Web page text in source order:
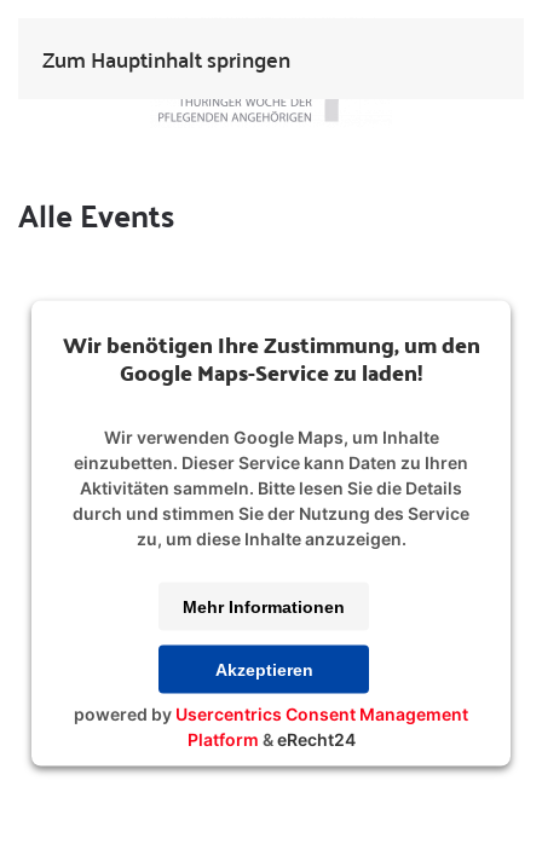
Zum Hauptinhalt springen
Alle Events
Wir benötigen Ihre Zustimmung, um den
Google Maps-Service zu laden!
Wir verwenden Google Maps, um Inhalte
einzubetten. Dieser Service kann Daten zu Ihren
Aktivitäten sammeln. Bitte lesen Sie die Details
durch und stimmen Sie der Nutzung des Service
zu, um diese Inhalte anzuzeigen.
Mehr Informationen
Akzeptieren
powered by Usercentrics Consent Management
Platform &eRecht24